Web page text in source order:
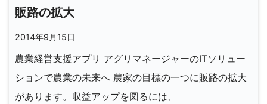
販路の拡大
2014年9月15日
農業経営支援アプリ アグリマネージャーのITソリュー
ションで農業の未来へ 農家の目標の一つに販路の拡大
があります。収益アップを図るには、